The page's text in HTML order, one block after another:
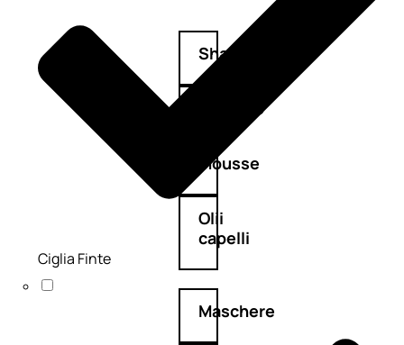
Shampoo
Balsamo
Mousse
Olii
capelli
Maschere
Ciglia Finte